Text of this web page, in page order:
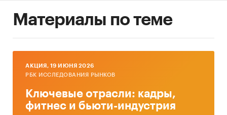
Материалы по теме
AКЦИЯ, 19 ИЮНЯ 2026
РБК ИССЛЕДОВАНИЯ РЫНКОВ
Ключевые отрасли: кадры,
фитнес и бьюти-индустрия